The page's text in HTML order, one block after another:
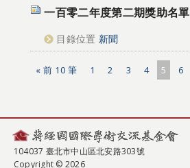
一百零二年度第二期獎助名單
目錄位置 新聞
« 前 10 筆 1 2 3 4 5 6
104037 臺北市中山區北安路303號
Copyright © 2026